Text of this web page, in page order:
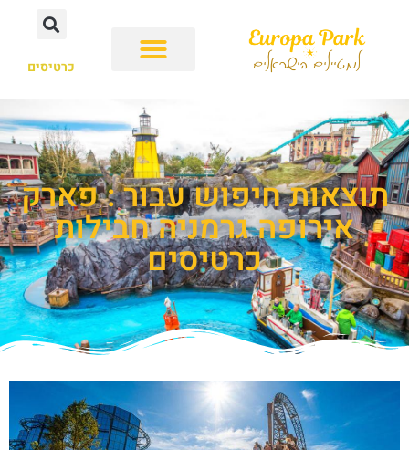
כרטיסים
תוצאות חיפוש עבור : פארק
אירופה גרמניה חבילות
כרטיסים